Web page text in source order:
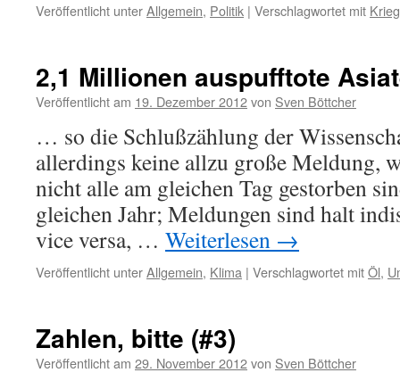
Veröffentlicht unterAllgemein, Politik | Verschlagwortet mit Krieg
2,1 Millionen auspufftote
Veröffentlicht am 19. Dezember 2012von Sven Böttcher
… so die Schlußzählung der
allerdings keine allzu große Meldung,
nicht alle am gleichen Tag gestorben
gleichen Jahr; Meldungen sind halt
vice versa, … Weiterlesen →
Veröffentlicht unterAllgemein, Klima | Verschlagwortet mitÖl,
Zahlen, bitte (#3)
Veröffentlicht am 29. November 2012von Sven Böttcher